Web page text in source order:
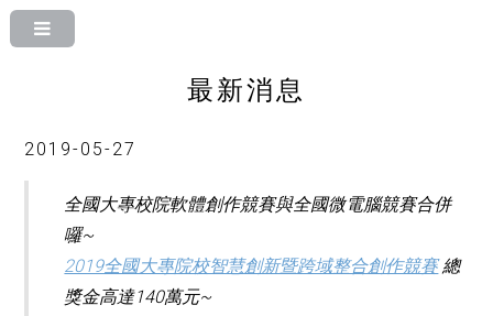
最新消息
2019-05-27
全國大專校院軟體創作競賽與全國微電腦競賽合併
囉~
2019全國大專院校智慧創新暨跨域整合創作競賽總
獎金高達140萬元~